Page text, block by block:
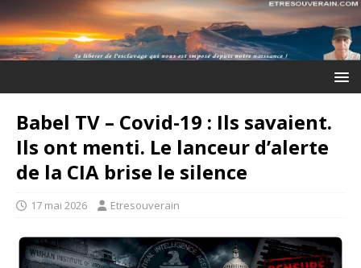
Babel TV – Covid-19 : Ils savaient.
Ils ont menti. Le lanceur d’alerte
de la CIA brise le silence
17 mai 2026 Etresouverain